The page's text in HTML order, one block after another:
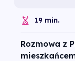
19 min.
Rozmowa z